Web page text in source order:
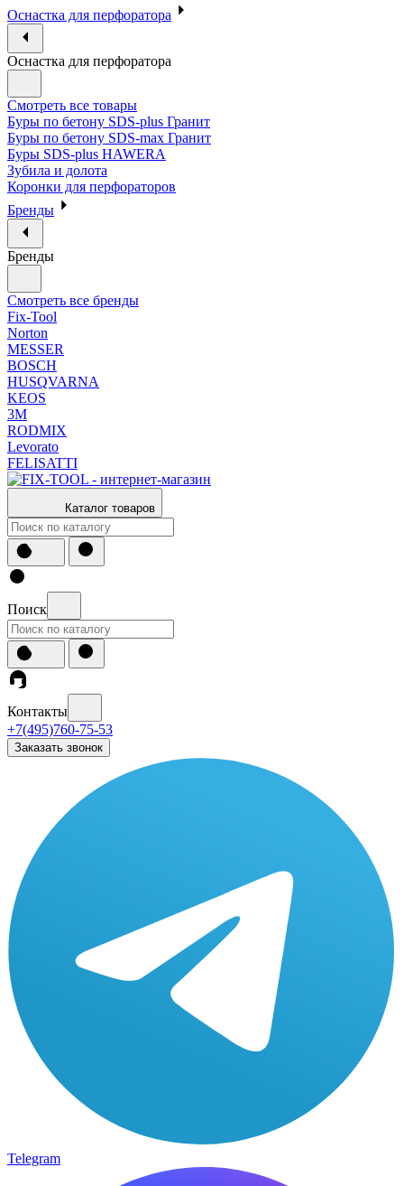
Оснастка для перфоратора
Оснастка для перфоратора
Смотреть все товары
Буры по бетону SDS-plus Гранит
Буры по бетону SDS-max Гранит
Буры SDS-plus HAWERA
Зубила и долота
Коронки для перфораторов
Бренды
Бренды
Смотреть все бренды
Fix-Tool
Norton
MESSER
BOSCH
HUSQVARNA
KEOS
3М
RODMIX
Levorato
FELISATTI
Каталог товаров
Поиск
Контакты
+7(495)760-75-53
Заказать звонок
Telegram